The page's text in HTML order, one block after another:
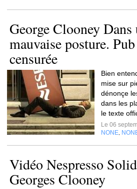
George Clooney Dans
mauvaise posture.
censurée
Bien
mise sur
dénonçe
dans les
le texte
Le 06
NONE
Vidéo Nespresso
Georges Clooney